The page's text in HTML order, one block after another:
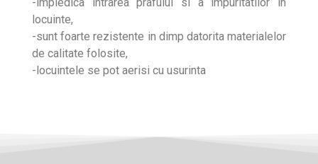
locuinte,
-sunt foarte rezistente in dimp datorita materialelor
de calitate folosite,
-locuintele se pot aerisi cu usurinta